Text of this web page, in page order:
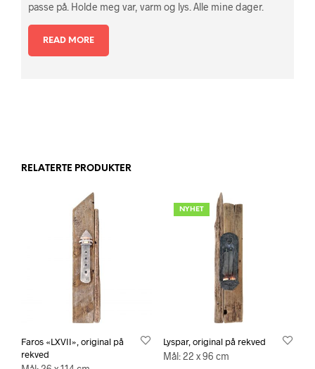
passe på. Holde meg var, varm og lys. Alle mine dager.
READ MORE
RELATERTE PRODUKTER
Faros «LXVII», original på
rekved
NYHET
Lyspar, original på rekved
Mål: 22 x 96 cm